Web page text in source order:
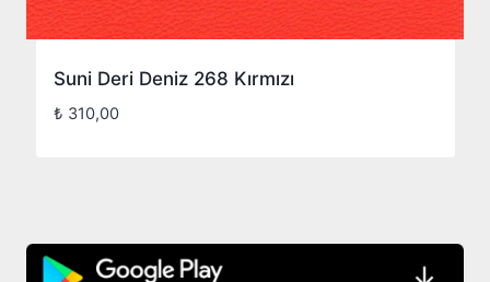
Suni Deri Deniz 268 Kırmızı
₺ 310,00